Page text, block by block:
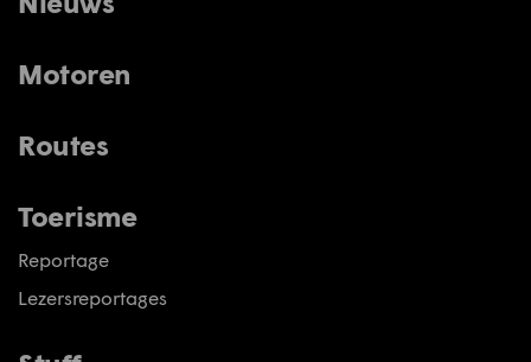
Motoren
Routes
Toerisme
Reportage
Lezersreportages